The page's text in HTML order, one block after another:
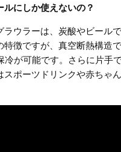
にしか使えないの？
ラウラーは、炭酸やビール
特徴ですが、真空断熱構造
冷が可能です。さらに片手
スポーツドリンクや赤ちゃ